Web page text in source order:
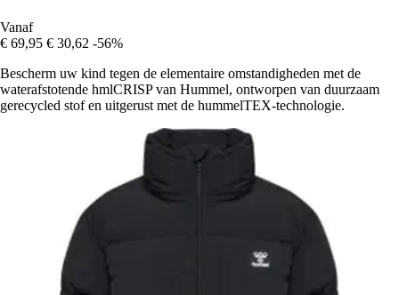
Vanaf
€ 69,95 € 30,62 -56%
Bescherm uw kind tegen de elementaire omstandigheden met de
waterafstotende hmlCRISP van Hummel, ontworpen van duurzaam
gerecycled stof en uitgerust met de hummelTEX-technologie.